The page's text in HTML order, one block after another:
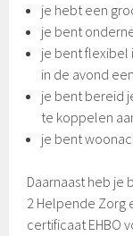
je hebt een
je bent
je bent flexibel
in de avond
je bent bereid
te koppelen
je bent
Daarnaast heb je
2 Helpende Zorg
certificaat EHBO